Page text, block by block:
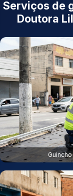
Serviços de
Doutora